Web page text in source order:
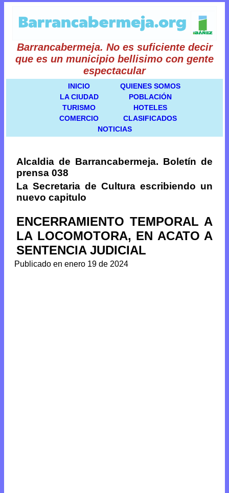
Barrancabermeja. No es suficiente decir
que es un municipio bellisimo con gente
espectacular
INICIO
QUIENES SOMOS
LA CIUDAD
POBLACIÓN
TURISMO
HOTELES
COMERCIO
CLASIFICADOS
NOTICIAS
Alcaldia de Barrancabermeja. Boletín de
prensa 038
La Secretaria de Cultura escribiendo un
nuevo capitulo
ENCERRAMIENTO TEMPORAL A
LA LOCOMOTORA, EN ACATO A
SENTENCIA JUDICIAL
Publicado en enero 19 de 2024